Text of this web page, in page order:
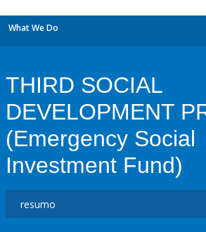
What We Do
THIRD SOCIAL
DEVELOPMENT
(Emergency Social
Investment Fund)